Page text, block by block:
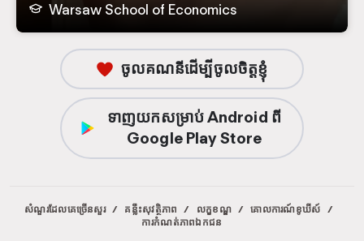
Warsaw School of Economics
ចូលគណនីដើម្បីចូលចិត្តខ្ញុំ
ទាញយកសម្រាប់ Android ពី
Google Play Store
សំណួរដែលគេច្រើនសួរ / គន្លឹះសុវត្ថិភាព / លក្ខខណ្ឌ / គោលការណ៍ខូឃីស៍ /
ការកំណត់ភាពឯកជន